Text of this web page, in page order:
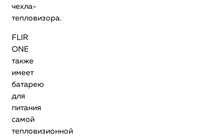
чехла-
тепловизора.
FLIR
ONE
также
имеет
батарею
для
питания
самой
тепловизионной